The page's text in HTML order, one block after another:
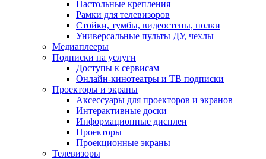
Настольные крепления
Рамки для телевизоров
Стойки, тумбы, видеостены, полки
Универсальные пульты ДУ, чехлы
Медиаплееры
Подписки на услуги
Доступы к сервисам
Онлайн-кинотеатры и ТВ подписки
Проекторы и экраны
Аксессуары для проекторов и экранов
Интерактивные доски
Информационные дисплеи
Проекторы
Проекционные экраны
Телевизоры